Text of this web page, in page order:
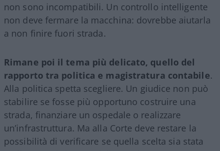
non sono incompatibili. Un controllo intelligente
non deve fermare la macchina: dovrebbe aiutarla
a non finire fuori strada.
Rimane poi il tema più delicato, quello del
rapporto tra politica e magistratura contabile.
Alla politica spetta scegliere. Un giudice non può
stabilire se fosse più opportuno costruire una
strada, finanziare un ospedale o realizzare
un’infrastruttura. Ma alla Corte deve restare la
possibilità di verificare se quella scelta sia stata